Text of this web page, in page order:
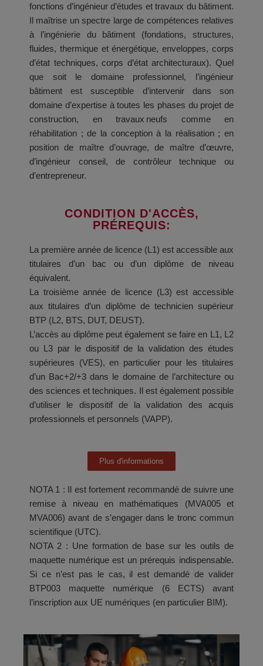
fonctions d’ingénieur d’études et travaux du bâtiment.
Il maîtrise un spectre large de compétences relatives
à l’ingénierie du bâtiment (fondations, structures,
fluides, thermique et énergétique, enveloppes, corps
d’état techniques, corps d’état architecturaux). Quel
que soit le domaine professionnel, l’ingénieur
bâtiment est susceptible d’intervenir dans son
domaine d’expertise à toutes les phases du projet de
construction, en travaux neufs comme en
réhabilitation ; de la conception à la réalisation ; en
position de maître d’ouvrage, de maître d’œuvre,
d’ingénieur conseil, de contrôleur technique ou
d’entrepreneur.
CONDITION D'ACCÈS,
PRÉREQUIS:​
La première année de licence (L1) est accessible aux
titulaires d’un bac ou d’un diplôme de niveau
équivalent.
La troisième année de licence (L3) est accessible
aux titulaires d’un diplôme de technicien supérieur
BTP (L2, BTS, DUT, DEUST).
L’accès au diplôme peut également se faire en L1, L2
ou L3 par le dispositif de la validation des études
supérieures (VES), en particulier pour les titulaires
d’un Bac+2/+3 dans le domaine de l’architecture ou
des sciences et techniques. Il est également possible
d’utiliser le dispositif de la validation des acquis
professionnels et personnels (VAPP).
Plus d'informations
NOTA 1 : Il est fortement recommandé de suivre une
remise à niveau en mathématiques (MVA005 et
MVA006) avant de s’engager dans le tronc commun
scientifique (UTC).
NOTA 2 : Une formation de base sur les outils de
maquette numérique est un prérequis indispensable.
Si ce n’est pas le cas, il est demandé de valider
BTP003 maquette numérique (6 ECTS) avant
l’inscription aux UE numériques (en particulier BIM).